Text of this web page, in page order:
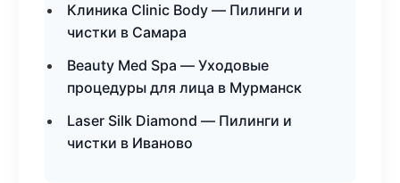
Клиника Clinic Body — Пилинги и
чистки в Самара
Beauty Med Spa — Уходовые
процедуры для лица в Мурманск
Laser Silk Diamond — Пилинги и
чистки в Иваново